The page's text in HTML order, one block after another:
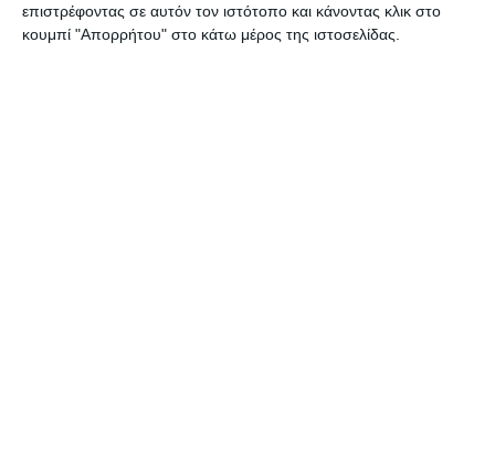
επιστρέφοντας σε αυτόν τον ιστότοπο και κάνοντας κλικ στο
κουμπί "Απορρήτου" στο κάτω μέρος της ιστοσελίδας.
ΠΕΡΙΦΕΡΕΙΑ ΒΟΡΕΙΟΥ ΑΙΓΑΙΟΥ 67